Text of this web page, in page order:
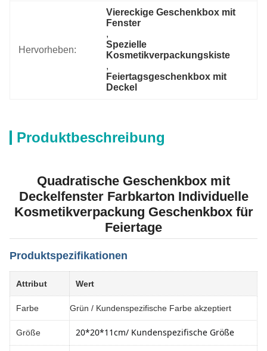
Hervorheben:
Viereckige Geschenkbox mit
Fenster
,
Spezielle
Kosmetikverpackungskiste
,
Feiertagsgeschenkbox mit
Deckel
Produktbeschreibung
Quadratische Geschenkbox mit
Deckelfenster Farbkarton Individuelle
Kosmetikverpackung Geschenkbox für
Feiertage
Produktspezifikationen
Attribut Wert
Farbe Grün / Kundenspezifische Farbe akzeptiert
Größe 20*20*11cm/ Kundenspezifische Größe